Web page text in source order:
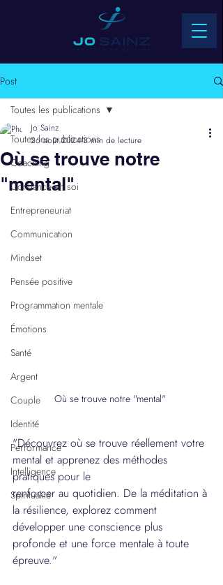
Post
Toutes les publications
Coaching
Confiance en soi
Entrepreneuriat
Communication
Mindset
Pensée positive
Programmation mentale
Émotions
Santé
Argent
Couple
Identité
Performance
Intelligence
Spiritualité
Toutes les publications
Où se trouve notre
"mental"
Jo Sainz
26 août 20243 min de lecture
Où se trouve notre "mental"
"Découvrez où se trouve réellement votre
mental et apprenez des méthodes
pratiques pour le
renforcer au quotidien. De la méditation à
la résilience, explorez comment
développer une conscience plus
profonde et une force mentale à toute
épreuve."